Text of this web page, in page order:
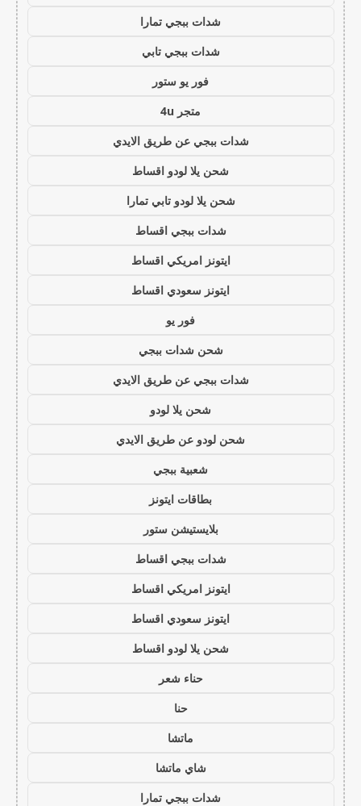
شدات ببجي تمارا
شدات ببجي تابي
فور يو ستور
متجر 4u
شدات ببجي عن طريق الايدي
شحن يلا لودو اقساط
شحن يلا لودو تابي تمارا
شدات ببجي اقساط
ايتونز امريكي اقساط
ايتونز سعودي اقساط
فور يو
شحن شدات ببجي
شدات ببجي عن طريق الايدي
شحن يلا لودو
شحن لودو عن طريق الايدي
شعبية ببجي
بطاقات ايتونز
بلايستيشن ستور
شدات ببجي اقساط
ايتونز امريكي اقساط
ايتونز سعودي اقساط
شحن يلا لودو اقساط
حناء شعر
حنا
ماتشا
شاي ماتشا
شدات ببجي تمارا